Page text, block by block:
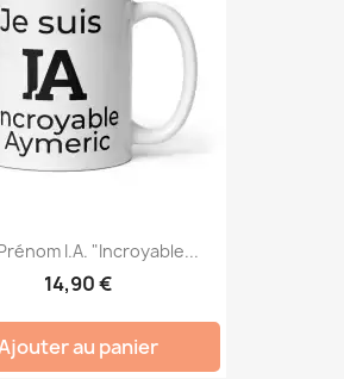
I.A. "Incroyable...
14,90 €
au panier